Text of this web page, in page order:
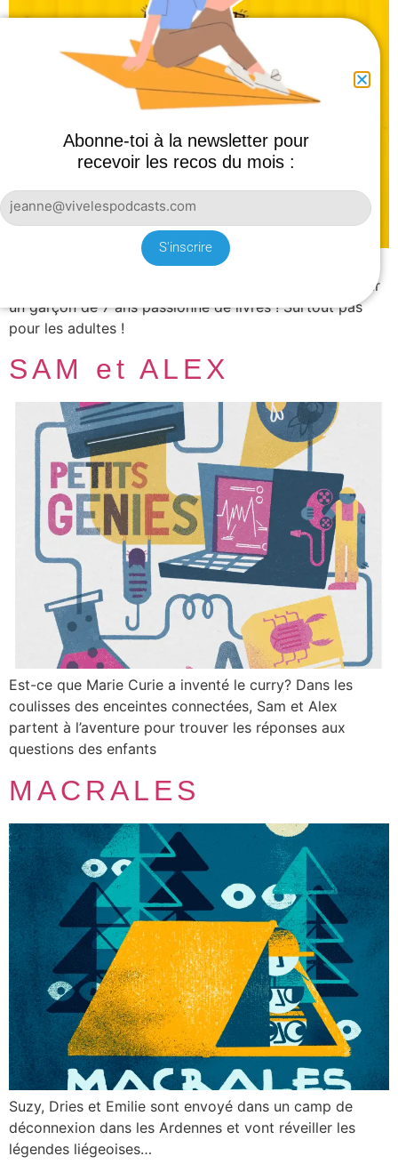
« Arrêtez les écrans, lisez des livres et écoutez les
podcasts d’Auden » Des petites histoires racontées par
un garçon de 7 ans passionné de livres ! Surtout pas
pour les adultes !
SAM et ALEX
Est-ce que Marie Curie a inventé le curry? Dans les
coulisses des enceintes connectées, Sam et Alex
partent à l’aventure pour trouver les réponses aux
questions des enfants
MACRALES
Suzy, Dries et Emilie sont envoyé dans un camp de
déconnexion dans les Ardennes et vont réveiller les
légendes liégeoises…
Abonne-toi à la newsletter pour
recevoir les recos du mois :
S'inscrire